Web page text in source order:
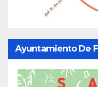
Ayuntamiento De